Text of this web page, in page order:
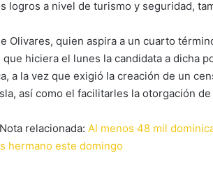
logros a nivel de turismo y seguridad,
Olivares, quien aspira a un cuarto
hiciera el lunes la candidata a dicha
a la vez que exigió la creación de un
así como el facilitarles la otorgación
relacionada: Al menos 48 mil
hermano este domingo